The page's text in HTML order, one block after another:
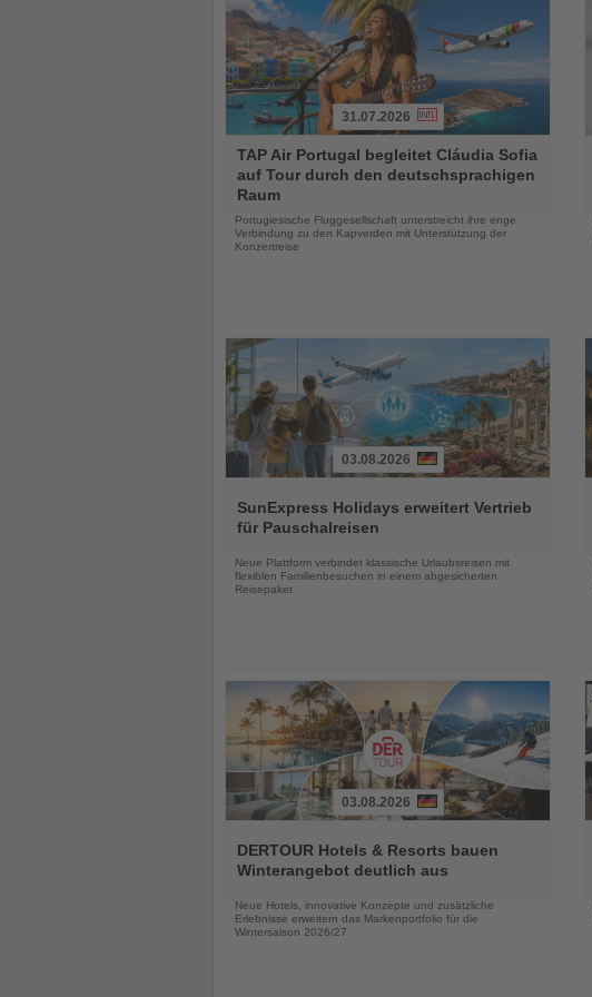
Sie
die
Nachrichten
31.07.2026
TAP Air Portugal begleitet Cláudia Sofia
auf Tour durch den deutschsprachigen
Raum
Portugiesische Fluggesellschaft unterstreicht ihre enge
Verbindung zu den Kapverden mit Unterstützung der
Konzertreise
Sie
die
03.08.2026
SunExpress Holidays erweitert Vertrieb
für Pauschalreisen
Neue Plattform verbindet klassische Urlaubsreisen mit
flexiblen Familienbesuchen in einem abgesicherten
Reisepaket
Sie
die
Nachrichten
03.08.2026
DERTOUR Hotels & Resorts bauen
Winterangebot deutlich aus
Neue Hotels, innovative Konzepte und zusätzliche
Erlebnisse erweitern das Markenportfolio für die
Wintersaison 2026/27